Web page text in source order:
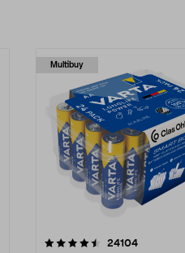
Multibuy
24104arvostelut
4.5viidestä